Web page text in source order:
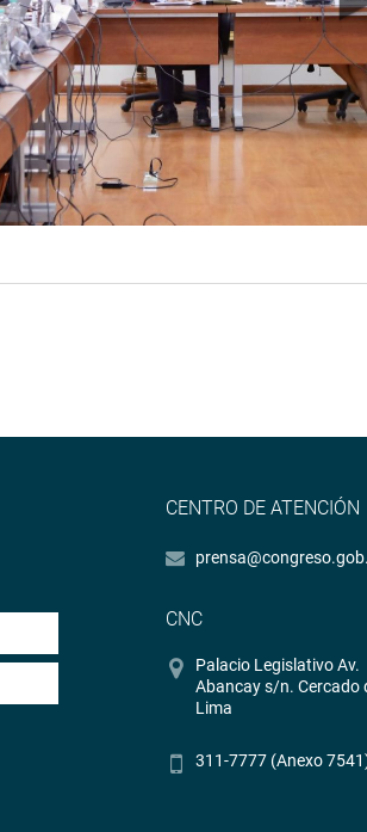
CENTRO DE ATENCIÓN
CNC
Palacio Legislativo Av.
Abancay s/n. Cercado
Lima
311-7777 (Anexo